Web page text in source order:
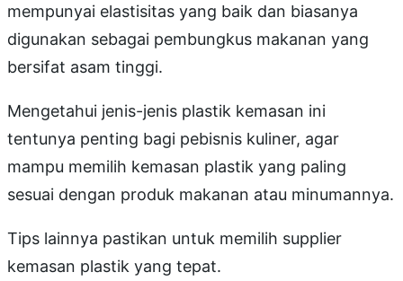
mempunyai elastisitas yang baik dan biasanya
digunakan sebagai pembungkus makanan yang
bersifat asam tinggi.
Mengetahui jenis-jenis plastik kemasan ini
tentunya penting bagi pebisnis kuliner, agar
mampu memilih kemasan plastik yang paling
sesuai dengan produk makanan atau minumannya.
Tips lainnya pastikan untuk memilih supplier
kemasan plastik yang tepat.